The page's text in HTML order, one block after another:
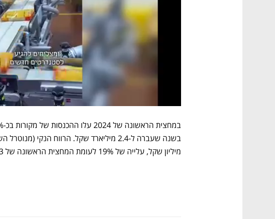
מיליון שקל, עלייה של 19% לעומת המחצית הראשונה של 2023.